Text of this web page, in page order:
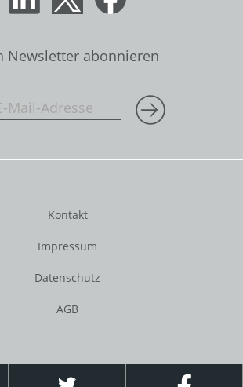
Newsletter abonnieren
Kontakt
Impressum
Datenschutz
AGB